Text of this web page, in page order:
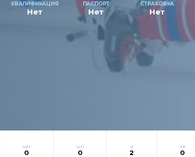
КВАЛИФИКАЦИЯ
Нет
ПАСПОРТ
Нет
СТРАХОВКА
Нет
ШМ
0
ШП
0
А
2
АБ
0